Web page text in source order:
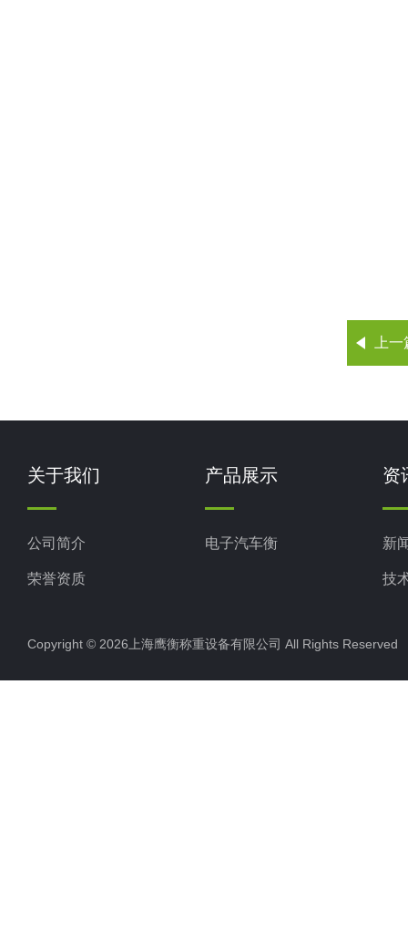
上
关于我们
公司简介
荣誉资质
产品展示
电子汽车衡
资
新
技
Copyright © 2026上海鹰衡称重设备有限公司 All Rights